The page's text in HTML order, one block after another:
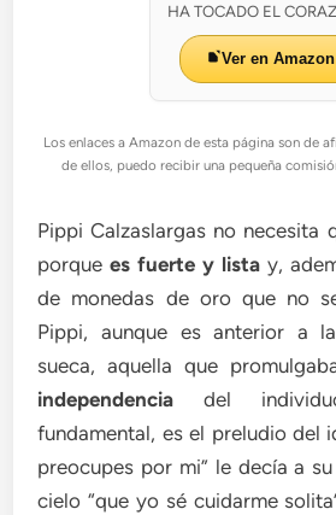
HA TOCADO EL
Ver en Amazon
Los enlaces a Amazon de esta página son de
de ellos, puedo recibir una pequeña
Pippi Calzaslargas no necesita
porquees fuerte y lista y,
de monedas de oro que no
Pippi, aunque es anterior a
sueca, aquella que
independencia del
fundamental, es el preludio del
preocupes por mi” le decía a
cielo “que yo sé cuidarme